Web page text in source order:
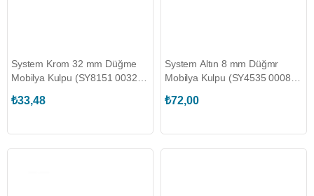
System Krom 32 mm Düğme
Mobilya Kulpu (SY8151 0032
₺33,48
System Altın 8 mm Düğmr
Mobilya Kulpu (SY4535 0008
₺72,00